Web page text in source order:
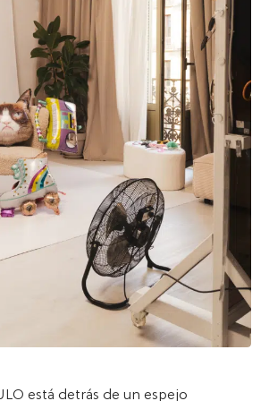
está detrás de un espejo